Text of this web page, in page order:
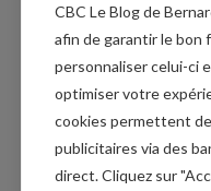
La situation au
et cela explique le
question de
repose avec
Conséquences
CBC Le Blog de
afin de garantir le bon
personnaliser celui-ci
optimiser votre
cookies permettent
publicitaires via des
direct. Cliquez sur